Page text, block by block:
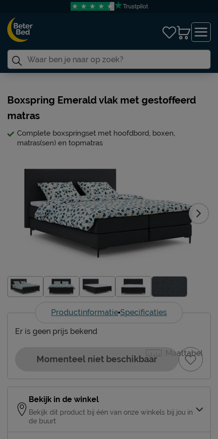
Boxspring Emerald vlak met gestoffeerd
matras
Complete boxspringset met hoofdbord, boxen,
matras(sen) en topmatras
Productinformatie Specificaties
Maattabel
Er is geen prijs bekend
Momenteel niet beschikbaar
Bekijk in de winkel
Bekijk dit product bij één van onze winkels bij jou in
de buurt